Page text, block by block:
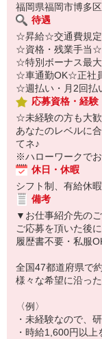
福岡県福岡市博多区
待遇
☆昇給☆交通費規
☆資格・残業手当☆
☆特別ボーナス最
☆車通勤OK☆正社
☆週払い・月2回払
応募資格・経験
☆未経験の方も大
あなたのレベルに
てネ♪
※ハローワークで
休日・休暇
シフト制、有給休暇
備考
▼お仕事紹介先の
ご応募を頂いた後
履歴書不要・私服
全国47都道府県で
様々な希望に沿っ
〈例〉
・未経験なので、
・時給1,600円以上